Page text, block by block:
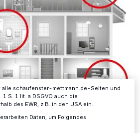
zu. Durch Auswahl von OK aktivieren Sie
die unter „Wir und unsere Partner
Dienste bereitzustellen“ aufgeführten
sind, sind manche Inhalte und
nicht mehr so relevant für Sie. Sie können
aufrufen, um Ihre Einstellungen zu
zu widerrufen, indem Sie auf den Link
am unteren Rand der Webseite klicken.
innerhalb unseres Website. Weitere
in unserer Datenschutzerklärung.
alle schaufenster-mettmann.de-Seiten und
1 S. 1 lit. a DSGVO auch die
des EWR, z.B. in den USA ein.
Daten, um Folgendes